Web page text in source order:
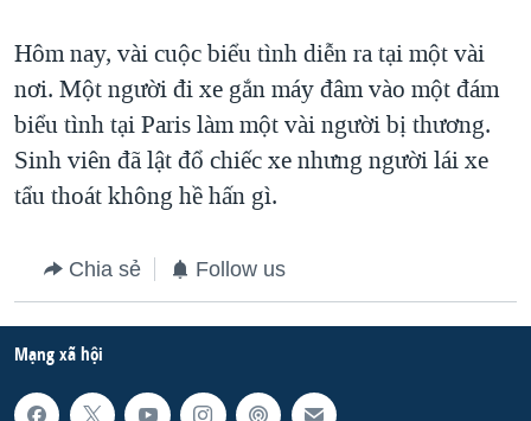
Hôm nay, vài cuộc biểu tình diễn ra tại một vài
nơi. Một người đi xe gắn máy đâm vào một đám
biểu tình tại Paris làm một vài người bị thương.
Sinh viên đã lật đổ chiếc xe nhưng người lái xe
tẩu thoát không hề hấn gì.
Chia sẻ Follow us
Mạng xã hội